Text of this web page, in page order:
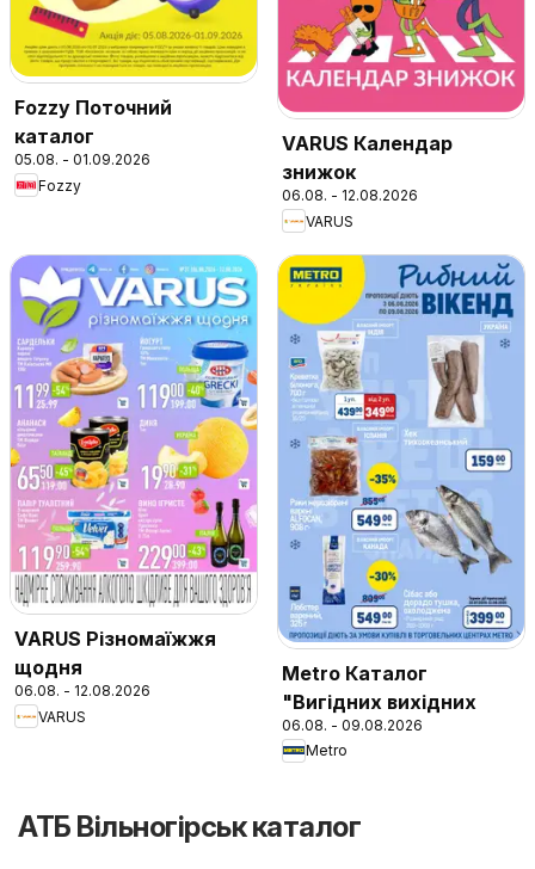
Fozzy Поточний
каталог
05.08. - 01.09.2026
Fozzy
VARUS Календар
знижок
06.08. - 12.08.2026
VARUS
VARUS Різномаїжжя
щодня
06.08. - 12.08.2026
VARUS
Metro Каталог
"Вигідних вихідних
06.08. - 09.08.2026
Metro
АТБ Вільногірськ каталог